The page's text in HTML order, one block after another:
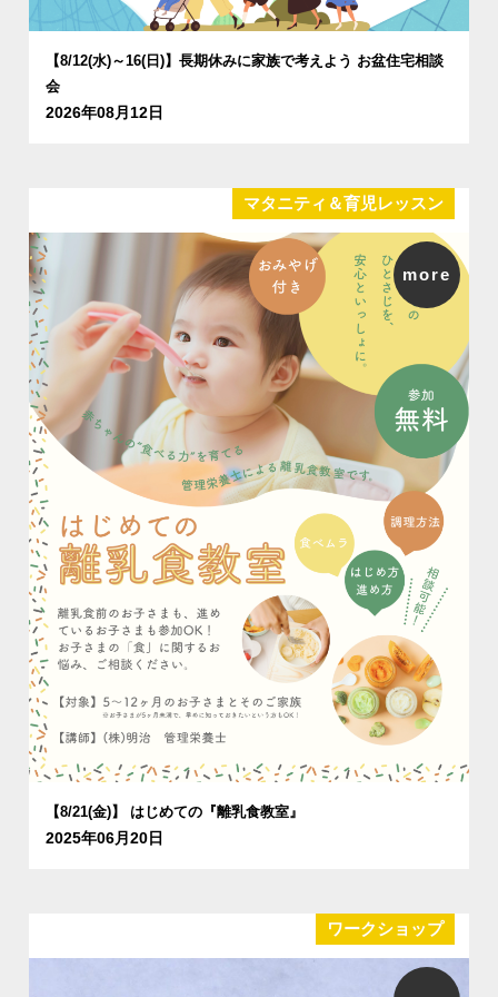
【8/12(水)～16(日)】長期休みに家族で考えよう お盆住宅相談
会
2026年08月12日
マタニティ＆育児レッスン
【8/21(金)】 はじめての『離乳食教室』
2025年06月20日
more
ワークショップ